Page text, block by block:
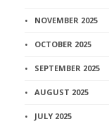
NOVEMBER 2025
OCTOBER 2025
SEPTEMBER 2025
AUGUST 2025
JULY 2025